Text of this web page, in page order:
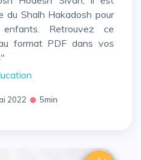
du Shalh Hakadosh pour
Retrouvez ce
format PDF dans vos
2022 5min